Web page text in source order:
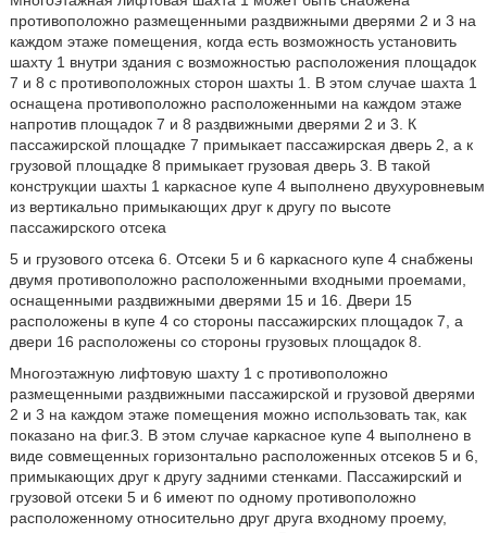
противоположно размещенными раздвижными дверями 2 и 3 на
каждом этаже помещения, когда есть возможность установить
шахту 1 внутри здания с возможностью расположения площадок
7 и 8 с противоположных сторон шахты 1. В этом случае шахта 1
оснащена противоположно расположенными на каждом этаже
напротив площадок 7 и 8 раздвижными дверями 2 и 3. К
пассажирской площадке 7 примыкает пассажирская дверь 2, а к
грузовой площадке 8 примыкает грузовая дверь 3. В такой
конструкции шахты 1 каркасное купе 4 выполнено двухуровневым
из вертикально примыкающих друг к другу по высоте
пассажирского отсека
5 и грузового отсека 6. Отсеки 5 и 6 каркасного купе 4 снабжены
двумя противоположно расположенными входными проемами,
оснащенными раздвижными дверями 15 и 16. Двери 15
расположены в купе 4 со стороны пассажирских площадок 7, а
двери 16 расположены со стороны грузовых площадок 8.
Многоэтажную лифтовую шахту 1 с противоположно
размещенными раздвижными пассажирской и грузовой дверями
2 и 3 на каждом этаже помещения можно использовать так, как
показано на фиг.3. В этом случае каркасное купе 4 выполнено в
виде совмещенных горизонтально расположенных отсеков 5 и 6,
примыкающих друг к другу задними стенками. Пассажирский и
грузовой отсеки 5 и 6 имеют по одному противоположно
расположенному относительно друг друга входному проему,